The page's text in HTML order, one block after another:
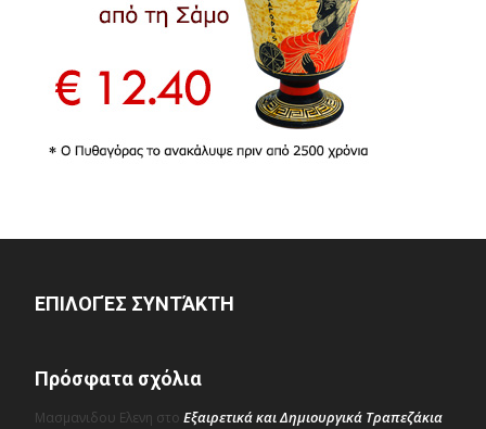
ΕΠΙΛΟΓΈΣ ΣΥΝΤΆΚΤΗ
Πρόσφατα σχόλια
Μασμανιδου Ελενη στο Εξαιρετικά και Δημιουργικά Τραπεζάκια